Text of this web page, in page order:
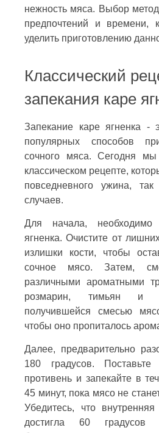
нежность мяса. Выбор
предпочтений и времени,
уделить приготовлению
Классический
запекания каре
Запекание каре ягненка -
популярных способов
сочного мяса. Сегодня
классическом рецепте,
повседневного ужина,
случаев.
Для начала, необходимо
ягненка. Очистите от
излишки кости, чтобы
сочное мясо. Затем,
различными ароматными
розмарин, тимьян и
получившейся смесью
чтобы оно пропиталось
Далее, предварительно
180 градусов.
противень и запекайте в
45 минут, пока мясо не
Убедитесь, что
достигла 60